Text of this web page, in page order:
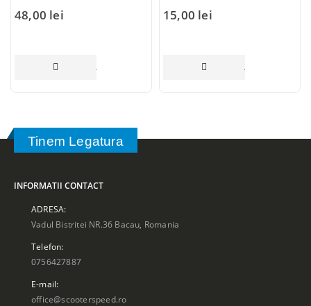
48,00 lei
ADAUGĂ ÎN COȘ
15,00 lei
ADAUGĂ ÎN COȘ
Tinem Legatura
INFORMATII CONTACT
ADRESA:
Vadul Bistritei NR.36 Bacau, Romania
Telefon:
0756427887
E-mail:
office@scooterspeed.ro